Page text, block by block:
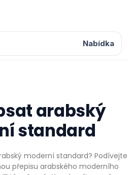
Nabídka
arabský
standard
moderní standard? Podívejte
přepisu arabského moderního